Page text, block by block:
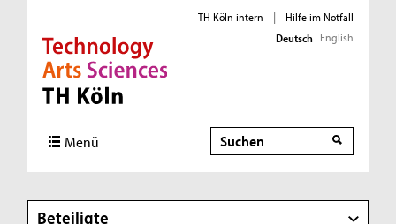
Direkt zur Hauptnavigation
Direkt zur Subnavigation
Direkt zum Inhalt
Direkt zum Fußbereich
TH Köln intern |
Hilfe im Notfall
Deutsch English
Menü Suche
Beteiligte